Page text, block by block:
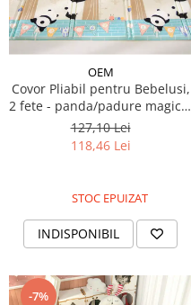
OEM
Covor Pliabil pentru Bebelusi,
2 fete - panda/padure magica,
180/200/0.9cm
127,10 Lei
118,46 Lei
STOC EPUIZAT
INDISPONIBIL
-7%